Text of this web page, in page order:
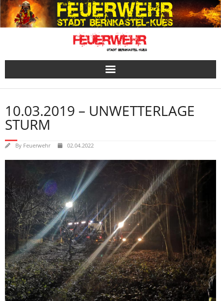
Skip
to
content
10.03.2019 – UNWETTERLAGE
STURM
By Feuerwehr 02.04.2022